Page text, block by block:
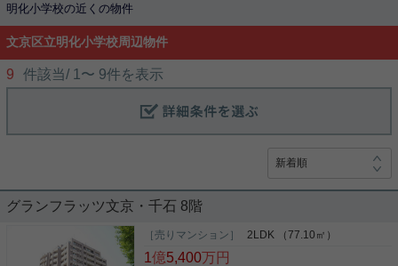
明化小学校の近くの物件
文京区立明化小学校周辺物件
9 件該当/ 1 〜 9件を表示
グランフラッツ文京・千石 8階
［売りマンション］ 2LDK （77.10㎡）
1億5,400万円